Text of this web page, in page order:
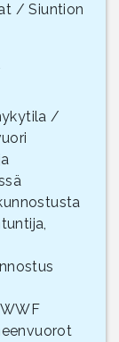
/ Siuntion
/